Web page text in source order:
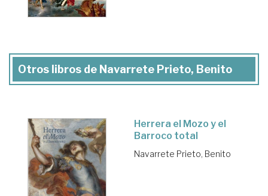
Otros libros de Navarrete Prieto, Benito
Herrera el Mozo y el
Barroco total
Navarrete Prieto, Benito